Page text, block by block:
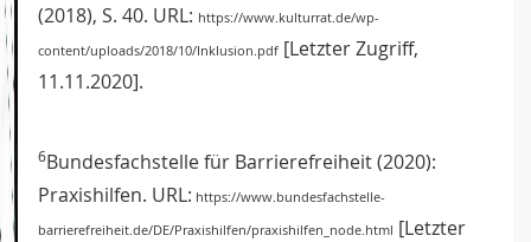
(2018), S. 40. URL: https://www.kulturrat.de/wp-
content/uploads/2018/10/Inklusion.pdf [Letzter Zugriff,
11.11.2020].
6Bundesfachstelle für Barrierefreiheit (2020):
Praxishilfen. URL: https://www.bundesfachstelle-
barrierefreiheit.de/DE/Praxishilfen/praxishilfen_node.html [Letzter